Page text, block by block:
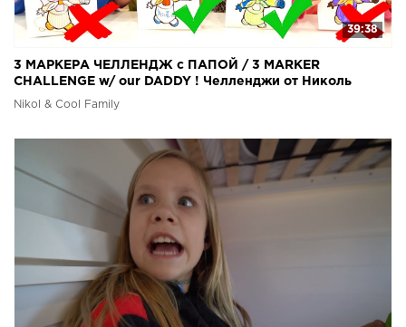
39:38
3 МАРКЕРА ЧЕЛЛЕНДЖ с ПАПОЙ / 3 MARKER
CHALLENGE w/ our DADDY ! Челленджи от Николь
Nikol & Cool Family